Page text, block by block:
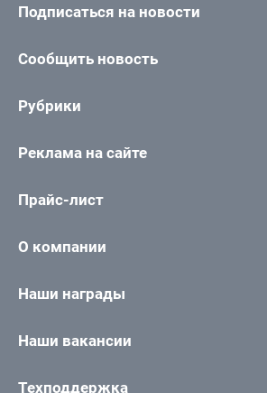
Подписаться на новости
Сообщить новость
Рубрики
Реклама на сайте
Прайс-лист
О компании
Наши награды
Наши вакансии
Техподдержка